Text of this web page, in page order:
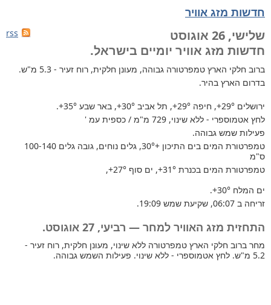
חדשות מזג אוויר
rss
שלישי, 26 אוגוסט
חדשות מזג אוויר יומיים בישראל.
ברוב חלקי הארץ טמפרטורה גבוהה, מעונן חלקית, רוח זעיר - 5.3 מ"ש.
בדרום הארץ בהיר.
ירושלים +29°, חיפה +29°, תל אביב +30°, באר שבע +35°
.
לחץ אטמוספרי - ללא שינוי, 729 מ"מ / כספית עמ '
פעילות שמש גבוהה.
טמפרטורת המים בים התיכון +30°
, גלים נוחים, גובה גלים 100-140
ס"מ
טמפרטורת המים בכנרת +31°, ים סוף +27°
,
ים המלח +30°
.
זריחה ב 06:07, שקיעת שמש 19:09.
התחזית מזג האוויר למחר — רביעי, 27 אוגוסט.
מחר ברוב חלקי הארץ טמפרטורה ללא שינוי, מעונן חלקית, רוח זעיר -
5.2 מ"ש. לחץ אטמוספרי - ללא שינוי. פעילות השמש גבוהה.